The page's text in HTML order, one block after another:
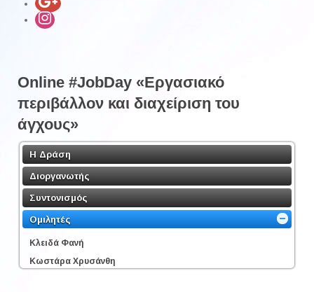
Online #JobDay «Εργασιακό
περιβάλλον και διαχείριση του
άγχους»
Η Δράση
Διοργανωτής
Συντονισμός
Ομιλητές
Κλειδά Φανή
Κωστάρα Χρυσάνθη